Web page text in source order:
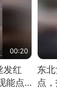
00:20
发红
能点
东
点